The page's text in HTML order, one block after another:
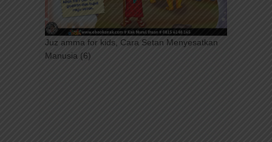
Juz amma for kids, Cara Setan Menyesatkan
Manusia (6)